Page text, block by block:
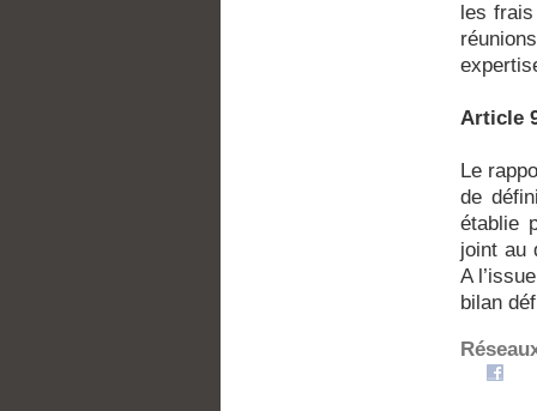
les
Article
Le
de
établie
joint au
A
bilan